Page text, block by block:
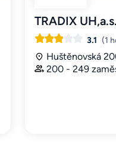
TRADIX UH,a.s.
3.1 (1
Huštěnovská
200 - 249